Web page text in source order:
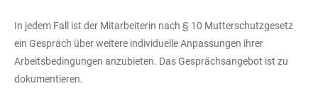
In jedem Fall ist der Mitarbeiterin nach § 10 Mutterschutzgesetz
ein Gespräch über weitere individuelle Anpassungen ihrer
Arbeitsbedingungen anzubieten. Das Gesprächsangebot ist zu
dokumentieren.